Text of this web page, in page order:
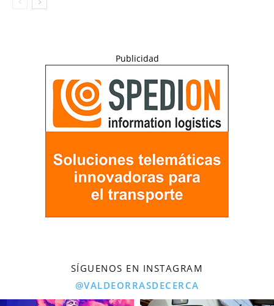
Publicidad
SÍGUENOS EN INSTAGRAM
@VALDEORRASDECERCA